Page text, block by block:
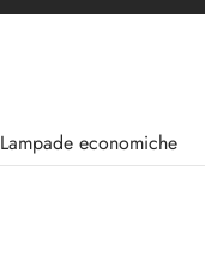
Lampade economiche